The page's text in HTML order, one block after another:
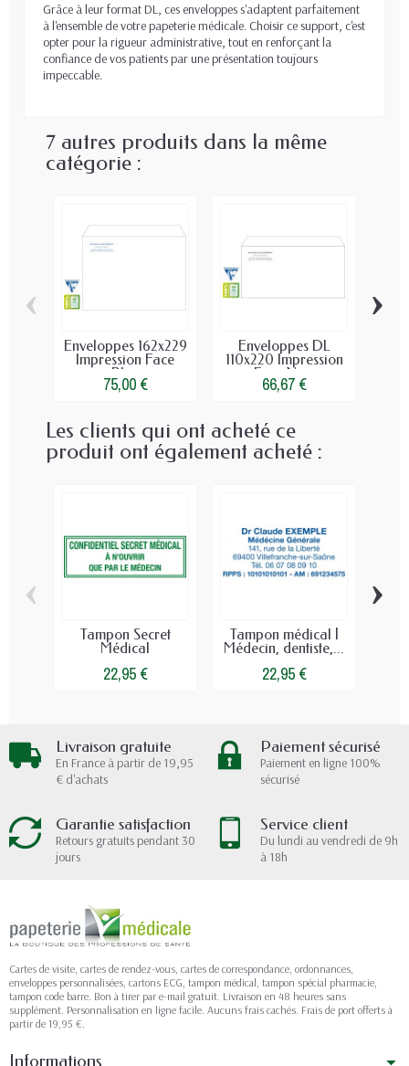
Grâce à leur format DL, ces enveloppes s'adaptent parfaitement
à l'ensemble de votre papeterie médicale. Choisir ce support, c'est
opter pour la rigueur administrative, tout en renforçant la
confiance de vos patients par une présentation toujours
impeccable.
7 autres produits dans la même
catégorie :
Enveloppes 162x229
Impression Face
Bleu
75,00 €
Enveloppes DL
110x220 Impression
Face Noir
66,67 €
‹ ›
Les clients qui ont acheté ce
produit ont également acheté :
Tampon Secret
Médical
22,95 €
Tampon médical |
Médecin, dentiste,...
22,95 €
‹ ›
Livraison gratuite
En France à partir de 19,95
€ d'achats
Paiement sécurisé
Paiement en ligne 100%
sécurisé
Garantie satisfaction
Retours gratuits pendant 30
jours
Service client
Du lundi au vendredi de 9h
à 18h
Cartes de visite, cartes de rendez-vous, cartes de correspondance, ordonnances,
enveloppes personnalisées, cartons ECG, tampon médical, tampon spécial pharmacie,
tampon code barre. Bon à tirer par e-mail gratuit. Livraison en 48 heures sans
supplément. Personnalisation en ligne facile. Aucuns frais cachés. Frais de port offerts à
partir de 19,95 €.
Informations